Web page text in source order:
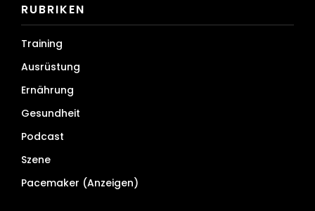
RUBRIKEN
Training
Ausrüstung
Ernährung
Gesundheit
Podcast
Szene
Pacemaker (Anzeigen)